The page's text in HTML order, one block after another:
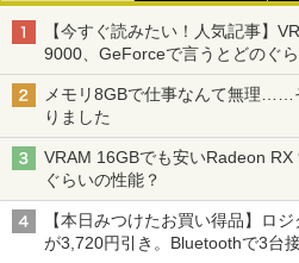
【今すぐ読みたい！人気記事】
9000、GeForceで言うとどのぐ
メモリ8GBで仕事なんて無理……
りました
VRAM 16GBでも安いRadeon
ぐらいの性能？
【本日みつけたお買い得品】ロ
が3,720円引き。Bluetoothで3台